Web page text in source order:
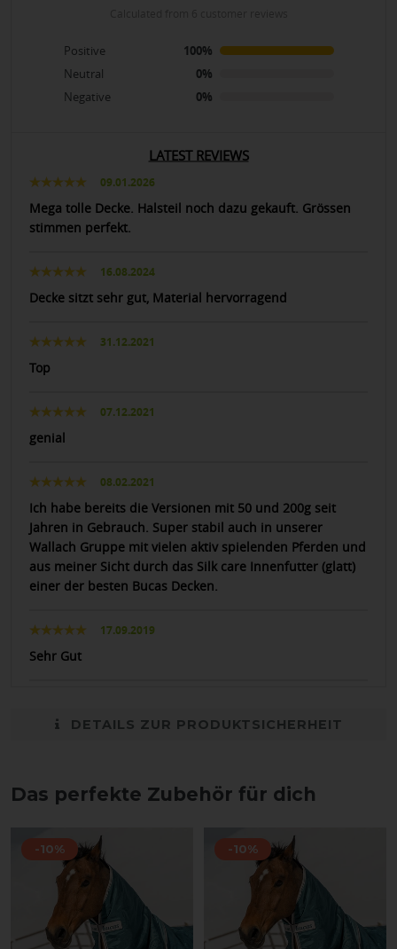
Positive
100%
Neutral
0%
Negative
0%
LATEST REVIEWS
09.01.2026
Mega tolle Decke. Halsteil noch dazu gekauft. Grössen
stimmen perfekt.
16.08.2024
Decke sitzt sehr gut, Material hervorragend
31.12.2021
Top
07.12.2021
genial
08.02.2021
Ich habe bereits die Versionen mit 50 und 200g seit
Jahren in Gebrauch. Super stabil auch in unserer
Wallach Gruppe mit vielen aktiv spielenden Pferden und
aus meiner Sicht durch das Silk care Innenfutter (glatt)
einer der besten Bucas Decken.
17.09.2019
Sehr Gut
DETAILS ZUR PRODUKTSICHERHEIT
Das perfekte Zubehör für dich
-10% -10%